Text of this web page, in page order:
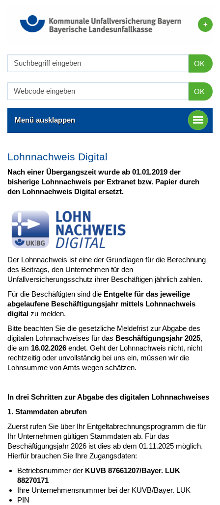
OK
OK
Menü ausklappen
Lohnnachweis Digital
Nach einer Übergangszeit wurde ab 01.01.2019 der
bisherige Lohnnachweis per Extranet bzw. Papier durch
den Lohnnachweis Digital ersetzt.
Der Lohnnachweis ist eine der Grundlagen für die Berechnung
des Beitrags, den Unternehmen für den
Unfallversicherungsschutz ihrer Beschäftigen jährlich zahlen.
Für die Beschäftigten sind die Entgelte für das jeweilige
abgelaufene Beschäftigungsjahr mittels Lohnnachweis
digital zu melden.
Bitte beachten Sie die gesetzliche Meldefrist zur Abgabe des
digitalen Lohnnachweises für das Beschäftigungsjahr 2025,
die am 16.02.2026 endet. Geht der Lohnnachweis nicht, nicht
rechtzeitig oder unvollständig bei uns ein, müssen wir die
Lohnsumme von Amts wegen schätzen.
In drei Schritten zur Abgabe des digitalen Lohnnachweises
1. Stammdaten abrufen
Zuerst rufen Sie über Ihr Entgeltabrechnungsprogramm die für
Ihr Unternehmen gültigen Stammdaten ab. Für das
Beschäftigungsjahr 2026 ist dies ab dem 01.11.2025 möglich.
Hierfür brauchen Sie Ihre Zugangsdaten:
Betriebsnummer der KUVB 87661207/Bayer. LUK
88270171
Ihre Unternehmensnummer bei der KUVB/Bayer. LUK
PIN